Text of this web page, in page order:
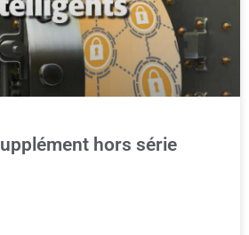
hors série